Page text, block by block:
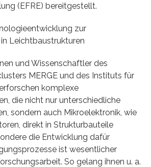
(EFRE) bereitgestellt.
zur
Leichtbaustrukturen
und Wissenschaftler des
MERGE und des Instituts für
komplexe
die nicht nur unterschiedliche
sondern auch Mikroelektronik, wie
direkt in Strukturbauteile
die Entwicklung dafür
ist wesentlicher
So gelang ihnen u. a.